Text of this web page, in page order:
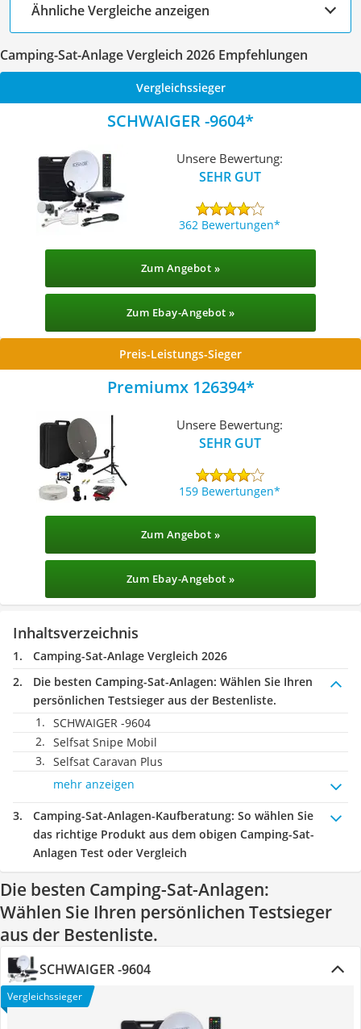
Ähnliche Vergleiche anzeigen
Camping-Sat-Anlage Vergleich 2026 Empfehlungen
Vergleichssieger
SCHWAIGER -9604
Unsere Bewertung:
SEHR GUT
362 Bewertungen
Zum Angebot »
Zum Ebay-Angebot »
Preis-Leistungs-Sieger
Premiumx 126394
Unsere Bewertung:
SEHR GUT
159 Bewertungen
Zum Angebot »
Zum Ebay-Angebot »
Inhaltsverzeichnis
Camping-Sat-Anlage Vergleich 2026
Die besten Camping-Sat-Anlagen: Wählen Sie Ihren
persönlichen Testsieger aus der Bestenliste.
SCHWAIGER -9604
Selfsat Snipe Mobil
Selfsat Caravan Plus
mehr anzeigen
Camping-Sat-Anlagen-Kaufberatung: So wählen Sie
das richtige Produkt aus dem obigen Camping-Sat-
Anlagen Test oder Vergleich
Die besten Camping-Sat-Anlagen:
Wählen Sie Ihren persönlichen Testsieger
aus der Bestenliste.
SCHWAIGER -9604
Vergleichssieger